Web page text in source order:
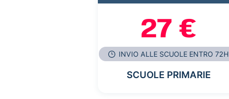
27 €
INVIO ALLE SCUOLE ENTRO 72H
SCUOLE PRIMARIE